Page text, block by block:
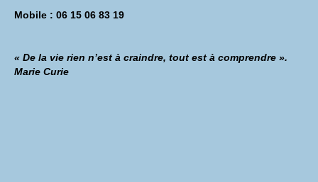
Mobile : 06 15 06 83 19
« De la vie rien n’est à craindre, tout est à comprendre ».
Marie Curie